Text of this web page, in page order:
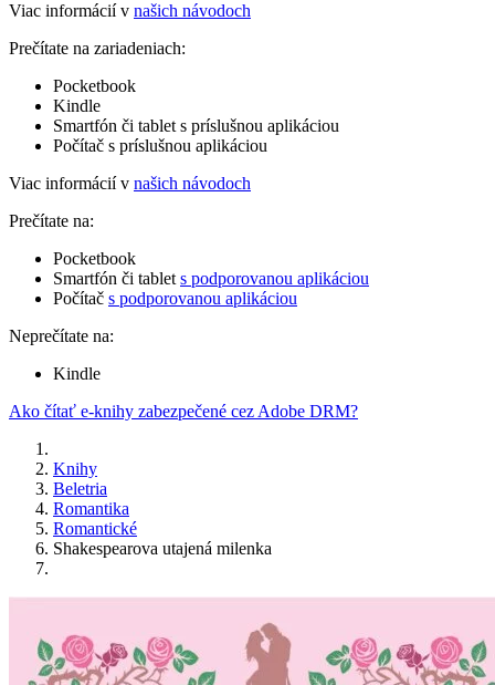
Viac informácií v našich návodoch
Prečítate na zariadeniach:
Pocketbook
Kindle
Smartfón či tablet s príslušnou aplikáciou
Počítač s príslušnou aplikáciou
Viac informácií v našich návodoch
Prečítate na:
Pocketbook
Smartfón či tablet s podporovanou aplikáciou
Počítač s podporovanou aplikáciou
Neprečítate na:
Kindle
Ako čítať e-knihy zabezpečené cez Adobe DRM?
Knihy
Beletria
Romantika
Romantické
Shakespearova utajená milenka